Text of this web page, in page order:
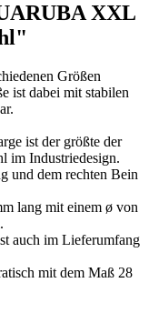
XXL
Größen
ist dabei mit stabilen
ist der größte der
im Industriedesign.
und dem rechten Bein
lang mit einem ø von
auch im Lieferumfang
mit dem Maß 28